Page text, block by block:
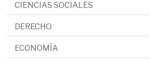
CIENCIAS SOCIALES
DERECHO
ECONOMÍA